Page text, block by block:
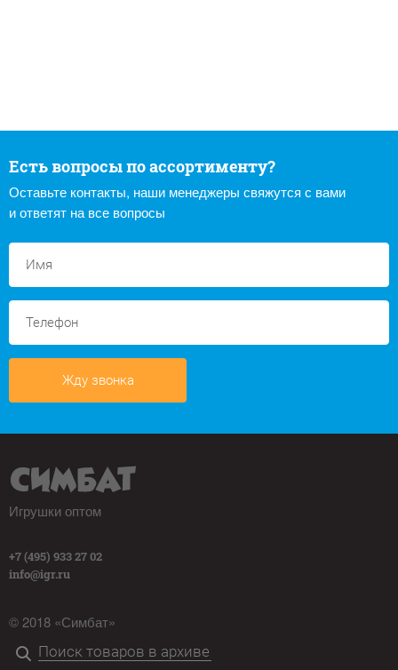
Есть вопросы по ассортименту?
Оставьте контакты, наши менеджеры свяжутся с вами
и ответят на все вопросы
Жду звонка
Игрушки оптом
+7 (495) 933 27 02
info@igr.ru
© 2018 «Симбат»